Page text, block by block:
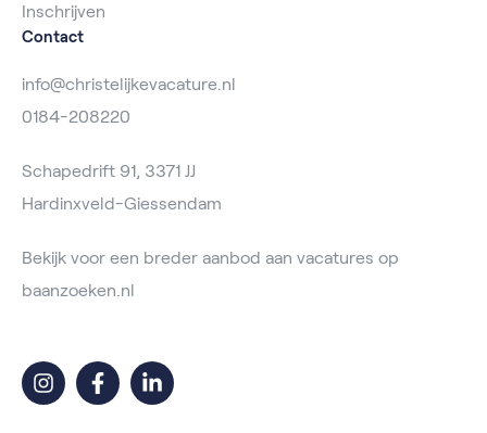
Inschrijven
Contact
info@christelijkevacature.nl
0184-208220
Schapedrift 91, 3371 JJ
Hardinxveld-Giessendam
Bekijk voor een breder aanbod aan vacatures op
baanzoeken.nl